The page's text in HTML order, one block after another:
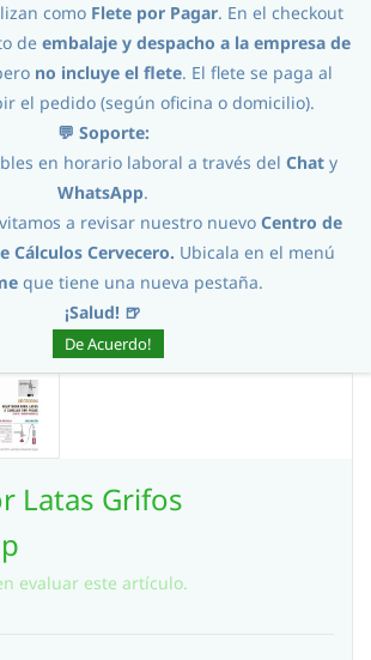
Pegas/iTap
Latas Grifos
evaluar este artículo.
como Flete por Pagar. En el checkout
de embalaje y despacho a la empresa de
no incluye el flete. El flete se paga al
el pedido (según oficina o domicilio).
💬 Soporte:
en horario laboral a través del Chat y
WhatsApp.
a revisar nuestro nuevo Centro de
Cálculos Cervecero. Ubicala en el menú
que tiene una nueva pestaña.
¡Salud! 🍺
De Acuerdo!